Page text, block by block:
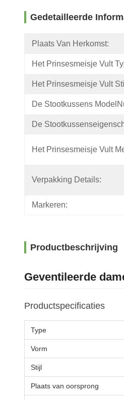
Gedetailleerde
Plaats Van Herkomst:
Het Prinsesmeisje Vult
Het Prinsesmeisje Vult
De Stootkussens
De
Het Prinsesmeisje Vult
Verpakking Details:
Markeren:
Productbeschrijving
Geventileerde
Productspecificaties
Type
Vorm
Stijl
Plaats van oorsprong